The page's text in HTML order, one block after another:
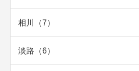
相川（7）
淡路（6）